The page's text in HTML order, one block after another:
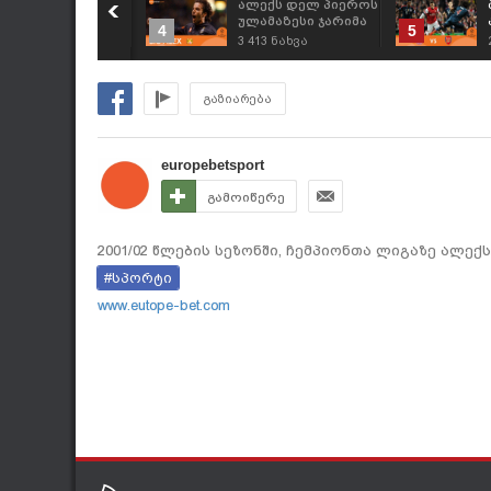
4
ალექს დელ პიეროს
ულამაზესი ჯარიმა
პორტუს კარში
3 413 ნახვა
5
გაზიარება
europebetsport
გამოიწერე
2001/02 წლების სეზონში, ჩემპიონთა ლიგაზე
#სპორტი
www.eutope-bet.com